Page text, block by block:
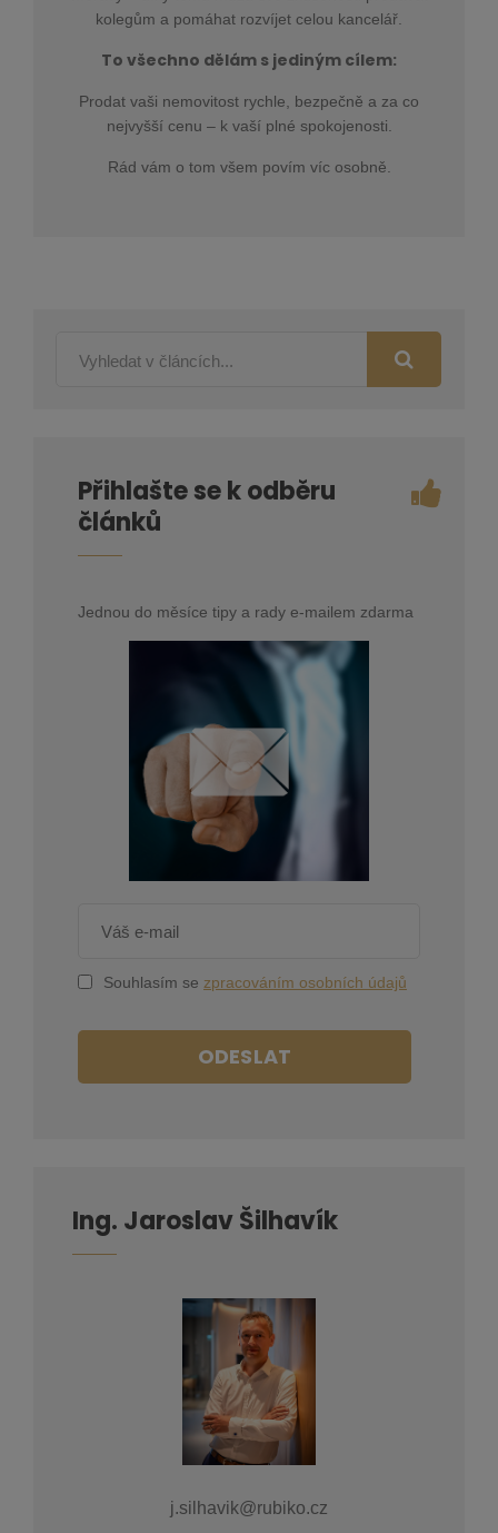
kolegům a pomáhat rozvíjet celou kancelář.
To všechno dělám s jediným cílem:
Prodat vaši nemovitost rychle, bezpečně a za co
nejvyšší cenu – k vaší plné spokojenosti.
Rád vám o tom všem povím víc osobně.
Přihlašte se k odběru
článků
Jednou do měsíce tipy a rady e-mailem zdarma
Souhlasím se zpracováním osobních údajů
ODESLAT
Ing. Jaroslav Šilhavík
j.silhavik@rubiko.cz